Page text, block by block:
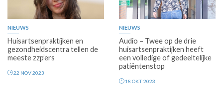
NIEUWS
Huisartsenpraktijken en
gezondheidscentra tellen de
meeste zzp’ers
22 NOV 2023
NIEUWS
Audio – Twee op de drie
huisartsenpraktijken heeft
een volledige of gedeeltelijke
patiëntenstop
18 OKT 2023